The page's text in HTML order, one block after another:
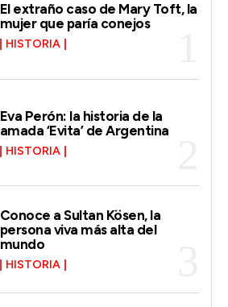
El extraño caso de Mary Toft, la
mujer que paría conejos
HISTORIA
Eva Perón: la historia de la
amada ‘Evita’ de Argentina
HISTORIA
Conoce a Sultan Kösen, la
persona viva más alta del
mundo
HISTORIA